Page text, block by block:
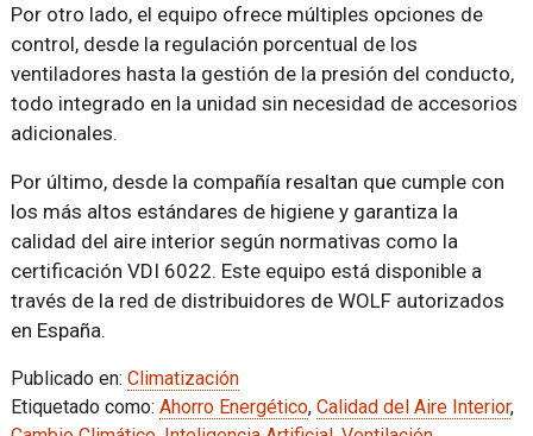
Por otro lado, el equipo ofrece múltiples opciones de
control, desde la regulación porcentual de los
ventiladores hasta la gestión de la presión del conducto,
todo integrado en la unidad sin necesidad de accesorios
adicionales.
Por último, desde la compañía resaltan que cumple con
los más altos estándares de higiene y garantiza la
calidad del aire interior según normativas como la
certificación VDI 6022. Este equipo está disponible a
través de la red de distribuidores de WOLF autorizados
en España.
Publicado en: Climatización
Etiquetado como: Ahorro Energético, Calidad del Aire Interior,